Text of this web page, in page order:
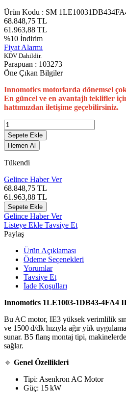
Ürün Kodu : SM
68.848,75 TL
61.963,88 TL
%10 İndirim
Fiyat Alarmı
KDV Dahildir.
Parapuan : 103273
Öne Çıkan Bilgiler
Innomotics motorlarda dönemsel
En güncel ve en avantajlı teklifler
hattımızdan iletişime geçebilirsiniz.
Sepete Ekle
Hemen Al
Tükendi
Gelince Haber Ver
68.848,75 TL
61.963,88 TL
Sepete Ekle
Gelince Haber Ver
Listeye Ekle Tavsiye Et
Paylaş
Ürün Açıklaması
Ödeme Seçenekleri
Yorumlar
Tavsiye Et
İade Koşulları
Innomotics 1LE1003-1DB43-4FA4
Bu AC motor, IE3 yüksek verimlilik
ve 1500 d/dk hızıyla ağır yük
sunar. B5 flanş montaj tipi,
sağlar.
🔹 Genel Özellikleri
Tipi: Asenkron AC Motor
Güç: 15 kW